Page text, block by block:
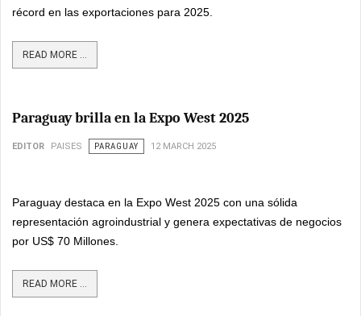
récord en las exportaciones para 2025.
READ MORE ...
Paraguay brilla en la Expo West 2025
EDITOR PAISES PARAGUAY 12 MARCH 2025
Paraguay destaca en la Expo West 2025 con una sólida
representación agroindustrial y genera expectativas de negocios
por US$ 70 Millones.
READ MORE ...